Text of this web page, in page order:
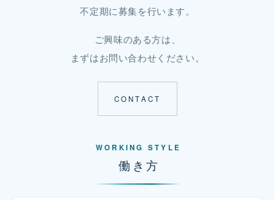
不定期に募集を行います。
ご興味のある方は、
まずはお問い合わせください。
CONTACT
WORKING STYLE
働き方